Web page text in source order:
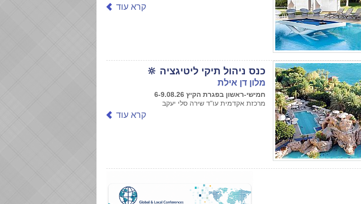
קרא עוד
כנס ניהול תיקי ליטיגציה 🔆
מלון דן אילת
חמישי-ראשון בפגרת הקיץ 6-9.08.26
מרכזת אקדמית עו"ד שירה סלי יעקב
קרא עוד